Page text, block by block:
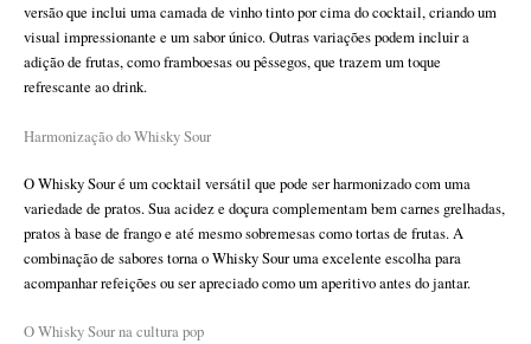
versão que inclui uma camada de vinho tinto por cima do cocktail, criando um
visual impressionante e um sabor único. Outras variações podem incluir a
adição de frutas, como framboesas ou pêssegos, que trazem um toque
refrescante ao drink.
Harmonização do Whisky Sour
O Whisky Sour é um cocktail versátil que pode ser harmonizado com uma
variedade de pratos. Sua acidez e doçura complementam bem carnes grelhadas,
pratos à base de frango e até mesmo sobremesas como tortas de frutas. A
combinação de sabores torna o Whisky Sour uma excelente escolha para
acompanhar refeições ou ser apreciado como um aperitivo antes do jantar.
O Whisky Sour na cultura pop